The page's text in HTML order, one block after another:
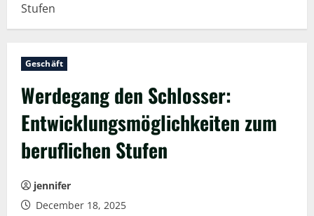
Stufen
Geschäft
Werdegang den Schlosser:
Entwicklungsmöglichkeiten zum
beruflichen Stufen
jennifer
December 18, 2025